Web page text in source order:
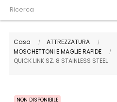
Casa
ATTREZZATURA
MOSCHETTONI E MAGLIE RAPIDE
QUICK LINK SZ. 8 STAINLESS STEEL
NON DISPONIBILE